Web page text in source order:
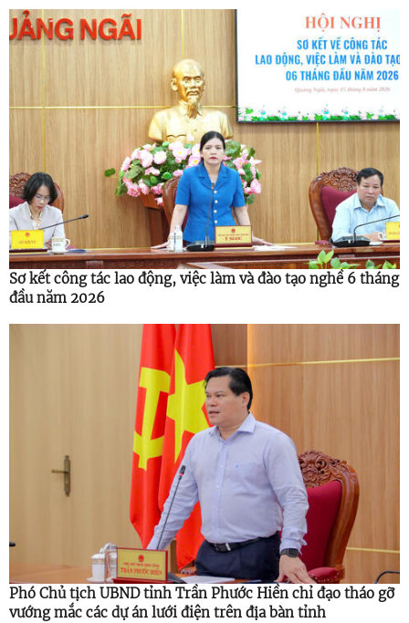
Sơ kết công tác lao động, việc làm và đào tạo nghề 6 tháng
đầu năm 2026
Phó Chủ tịch UBND tỉnh Trần Phước Hiền chỉ đạo tháo gỡ
vướng mắc các dự án lưới điện trên địa bàn tỉnh